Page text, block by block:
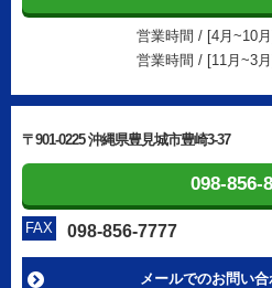
営業時間 / [4月~10
営業時間 / [11月~3
〒901-0225 沖縄県豊見城市豊崎3-37
098-856-
FAX 098-856-7777
メールでのお問い